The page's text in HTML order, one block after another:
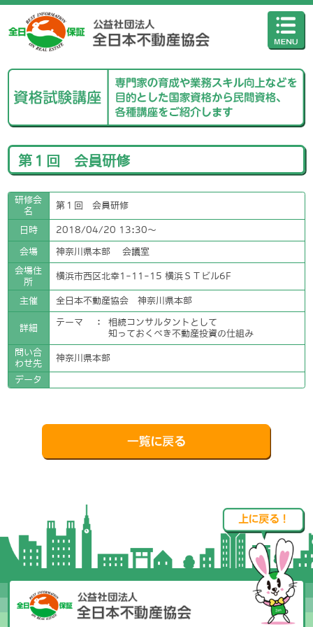
第１回 会員研修
研修会
名
第１回 会員研修
日時 2018/04/20 13:30〜
会場 神奈川県本部 会議室
会場住
所
横浜市西区北幸1-11-15 横浜ＳＴビル6F
主催 全日本不動産協会 神奈川県本部
詳細
テーマ ：
相続コンサルタントとして
知っておくべき不動産投資の仕組み
問い合
わせ先
神奈川県本部
データ